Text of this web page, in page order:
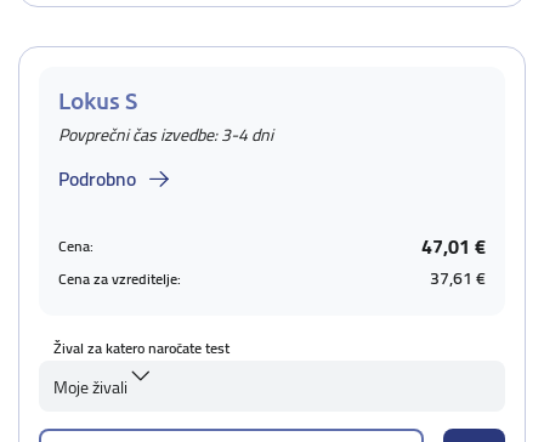
Lokus S
Povprečni čas izvedbe: 3-4 dni
Podrobno
Cena: 47,01 €
Cena za vzreditelje: 37,61 €
Žival za katero naročate test
Moje živali